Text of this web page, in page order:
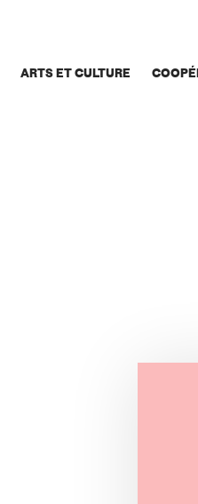
ARTS ET CULTURE